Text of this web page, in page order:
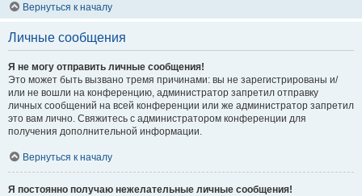
Вернуться к началу
Личные сообщения
Я не могу отправить личные сообщения!
Это может быть вызвано тремя причинами: вы не зарегистрированы и/
или не вошли на конференцию, администратор запретил отправку
личных сообщений на всей конференции или же администратор запретил
это вам лично. Свяжитесь с администратором конференции для
получения дополнительной информации.
Вернуться к началу
Я постоянно получаю нежелательные личные сообщения!